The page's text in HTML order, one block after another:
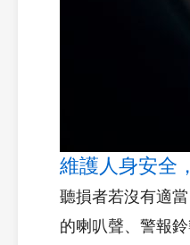
維護人身安全
聽損者若沒有適
的喇叭聲、警報